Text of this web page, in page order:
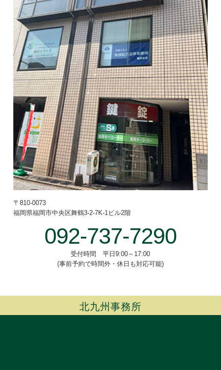
〒810-0073
福岡県福岡市中央区舞鶴3-2-7K-1ビル2階
092-737-7290
受付時間 平日9:00～17:00
(事前予約で時間外・休日も対応可能)
北九州事務所